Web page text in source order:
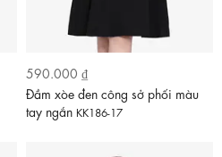
590.000 ₫
Đầm xòe đen công sở phối màu
tay ngắn KK186-17